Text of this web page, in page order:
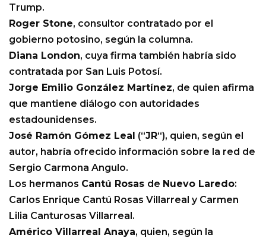
Trump.
Roger Stone, consultor contratado por el
gobierno potosino, según la columna.
Diana London, cuya firma también habría sido
contratada por San Luis Potosí.
Jorge Emilio González Martínez, de quien afirma
que mantiene diálogo con autoridades
estadounidenses.
José Ramón Gómez Leal (“JR“), quien, según el
autor, habría ofrecido información sobre la red de
Sergio Carmona Angulo.
Los hermanos Cantú Rosas de Nuevo Laredo:
Carlos Enrique Cantú Rosas Villarreal y Carmen
Lilia Canturosas Villarreal.
Américo Villarreal Anaya, quien, según la